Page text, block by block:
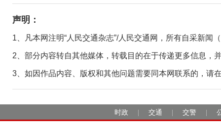
声明：
1、凡本网注明“人民交通杂志”/人民交通网，所有自采新
2、部分内容转自其他媒体，转载目的在于传递更多信息，
3、如因作品内容、版权和其他问题需要同本网联系的，请
时政 交通 交警